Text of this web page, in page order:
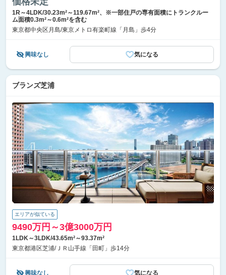
1R～4LDK/30.23m²～119.67m²、※一部住戸の専有面積にトランクルー
ム面積0.3m²～0.6m²を含む
東京都中央区月島/東京メトロ有楽町線「月島」歩4分
興味なし 気になる
ブランズ芝浦
エリアが似ている
9490万円～3億3000万円
1LDK～3LDK/43.65m²～93.37m²
東京都港区芝浦/ＪＲ山手線「田町」歩14分
興味なし 気になる